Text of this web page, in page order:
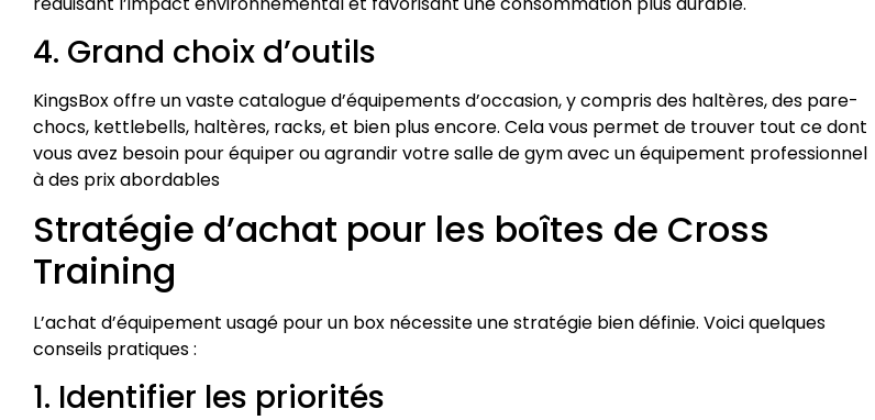
4. Grand choix d’outils
KingsBox offre un vaste catalogue d’équipements d’occasion, y compris des haltères, des pare-
chocs, kettlebells, haltères, racks, et bien plus encore. Cela vous permet de trouver tout ce dont
vous avez besoin pour équiper ou agrandir votre salle de gym avec un équipement professionnel
à des prix abordables
Stratégie d’achat pour les boîtes de Cross
Training
L’achat d’équipement usagé pour un box nécessite une stratégie bien définie. Voici quelques
conseils pratiques :
1. Identifier les priorités